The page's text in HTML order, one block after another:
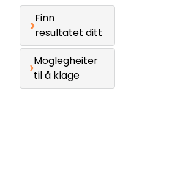
Finn
resultatet ditt
Moglegheiter
til å klage